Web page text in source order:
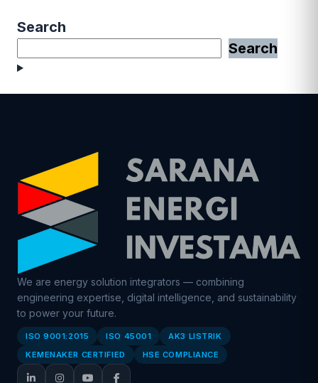
Search
Search
We are energy solution integrators — combining
engineering expertise, digital intelligence, and sustainability
to power your future.
ISO 9001:2015 ISO 45001
AK3 LISTRIK
KEMENAKER CERTIFIED
HSE COMPLIANCE